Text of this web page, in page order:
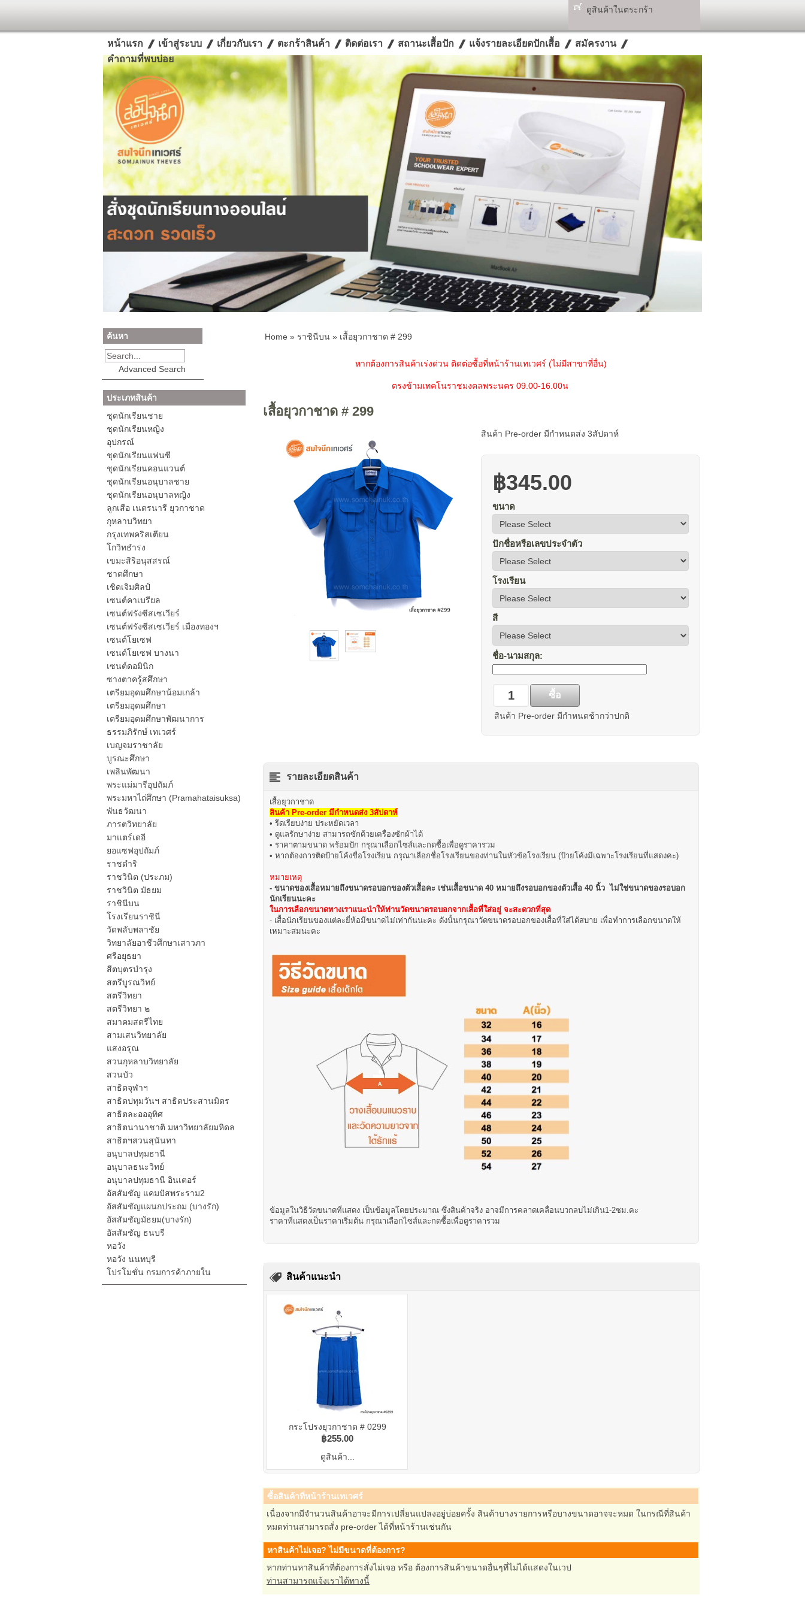
ดูสินค้าในตระกร้า
หน้าแรก เข้าสู่ระบบ เกี่ยวกับเรา ตะกร้าสินค้า ติดต่อเรา สถานะเสื้อปัก แจ้งรายละเอียดปักเสื้อ
สมัครงาน
คำถามที่พบบ่อย
ค้นหา
Advanced Search
ประเภทสินค้า
ชุดนักเรียนชาย
ชุดนักเรียนหญิง
อุปกรณ์
ชุดนักเรียนแฟนซี
ชุดนักเรียนคอนแวนต์
ชุดนักเรียนอนุบาลชาย
ชุดนักเรียนอนุบาลหญิง
ลูกเสือ เนตรนารี ยุวกาชาด
กุหลาบวิทยา
กรุงเทพคริสเตียน
โกวิทธำรง
เขมะสิริอนุสสรณ์
ชาตศึกษา
เชิดเจิมศิลป์
เซนต์คาเบรียล
เซนต์ฟรังซีสเซเวียร์
เซนต์ฟรังซีสเซเวียร์ เมืองทองฯ
เซนต์โยเซฟ
เซนต์โยเซฟ บางนา
เซนต์ดอมินิก
ซางตาครู้สศึกษา
เตรียมอุดมศึกษาน้อมเกล้า
เตรียมอุดมศึกษา
เตรียมอุดมศึกษาพัฒนาการ
ธรรมภิรักษ์ เทเวศร์
เบญจมราชาลัย
บูรณะศึกษา
เพลินพัฒนา
พระแม่มารีอุปถัมภ์
พระมหาไถ่ศึกษา (Pramahataisuksa)
พันธวัฒนา
ภารตวิทยาลัย
มาแตร์เดอี
ยอแซฟอุปถัมภ์
ราชดำริ
ราชวินิต (ประภม)
ราชวินิต มัธยม
ราชินีบน
โรงเรียนราชินี
วัดพลับพลาชัย
วิทยาลัยอาชีวศึกษาเสาวภา
ศรีอยุธยา
สีตบุตรบำรุง
สตรีบูรณวิทย์
สตรีวิทยา
สตรีวิทยา ๒
สมาคมสตรีไทย
สามเสนวิทยาลัย
แสงอรุณ
สวนกุหลาบวิทยาลัย
สวนบัว
สาธิตจุฬาฯ
สาธิตปทุมวันฯ สาธิตประสานมิตร
สาธิตละอออุทิศ
สาธิตนานาชาติ มหาวิทยาลัยมหิดล
สาธิตฯสวนสุนันทา
อนุบาลปทุมธานี
อนุบาลธนะวิทย์
อนุบาลปทุมธานี อินเตอร์
อัสสัมชัญ แคมปัสพระราม2
อัสสัมชัญแผนกประถม (บางรัก)
อัสสัมชัญมัธยม(บางรัก)
อัสสัมชัญ ธนบรี
หอวัง
หอวัง นนทบุรี
โปรโมชั่น กรมการค้าภายใน
Home » ราชินีบน » เสื้อยุวกาชาด # 299
หากต้องการสินค้าเร่งด่วน ติดต่อซื้อที่หน้าร้านเทเวศร์ (ไม่มีสาขาที่อื่น)
ตรงข้ามเทคโนราชมงคลพระนคร 09.00-16.00น
เสื้อยุวกาชาด # 299
สินค้า Pre-order มีกำหนดส่ง 3สัปดาห์
฿345.00
ขนาด
ปักชื่อหรือเลขประจำตัว
โรงเรียน
สี
ชื่อ-นามสกุล:
สินค้า Pre-order มีกำหนดช้ากว่าปกติ
รายละเอียดสินค้า
เสื้อยุวกาชาด
สินค้า Pre-order มีกำหนดส่ง 3สัปดาห์
• รีดเรียบง่าย ประหยัดเวลา
• ดูแลรักษาง่าย สามารถซักด้วยเครื่องซักผ้าได้
• ราคาตามขนาด พร้อมปัก กรุณาเลือกไซส์และกดซื้อเพื่อดูราคารวม
• หากต้องการติดป้ายโค้งชื่อโรงเรียน กรุณาเลือกชื่อโรงเรียนของท่านในหัวข้อโรงเรียน (ป้ายโค้งมีเฉพาะโรงเรียนที่แสดงคะ)
หมายเหตุ
- ขนาดของเสื้อหมายถึงขนาดรอบอกของตัวเสื้อคะ เช่นเสื้อขนาด 40 หมายถึงรอบอกของตัวเสื้อ 40 นิ้ว ไม่ใช่ขนาดของรอบอก
นักเรียนนะคะ
ในการเลือกขนาดทางเราแนะนำให้ท่านวัดขนาดรอบอกจากเสื้อที่ใส่อยู่ จะสะดวกที่สุด
- เสื้อนักเรียนของแต่ละยี่ห้อมีขนาดไม่เท่ากันนะคะ ดังนั้นกรุณาวัดขนาดรอบอกของเสื้อที่ใส่ได้สบาย เพื่อทำการเลือกขนาดให้
เหมาะสมนะคะ
ข้อมูลในวิธีวัดขนาดที่แสดง เป็นข้อมูลโดยประมาณ ซึ่งสินค้าจริง อาจมีการคลาดเคลื่อนบวกลบไม่เกิน1-2ซม.คะ
ราคาที่แสดงเป็นราคาเริ่มต้น กรุณาเลือกไซส์และกดซื้อเพื่อดูราคารวม
สินค้าแนะนำ
กระโปรงยุวกาชาด # 0299
฿255.00
ดูสินค้า...
ซื้อสินค้าที่หน้าร้านเทเวศร์
เนื่องจากมีจำนวนสินค้าอาจะมีการเปลี่ยนแปลงอยู่บ่อยครั้ง สินค้าบางรายการหรือบางขนาดอาจจะหมด ในกรณีที่สินค้า
หมดท่านสามารถสั่ง pre-order ได้ที่หน้าร้านเช่นกัน
หาสินค้าไม่เจอ? ไม่มีขนาดที่ต้องการ?
หากท่านหาสินค้าที่ต้องการสั่งไม่เจอ หรือ ต้องการสินค้าขนาดอื่นๆที่ไม่ได้แสดงในเวป
ท่านสามารถแจ้งเราได้ทางนี้